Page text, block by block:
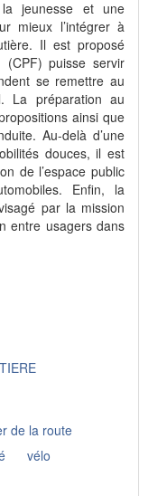
jeunesse et une
mieux l’intégrer à
Il est proposé
puisse servir
se remettre au
La préparation au
ainsi que
Au-delà d’une
douces, il est
de l’espace public
Enfin, la
par la mission
entre usagers dans
de la route
vélo